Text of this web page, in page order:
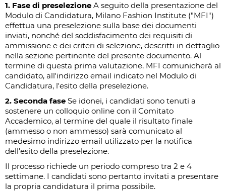
1. Fase di preselezione A seguito della presentazione del
Modulo di Candidatura, Milano Fashion Institute ("MFI")
effettua una preselezione sulla base dei documenti
inviati, nonché del soddisfacimento dei requisiti di
ammissione e dei criteri di selezione, descritti in dettaglio
nella sezione pertinente del presente documento. Al
termine di questa prima valutazione, MFI comunicherà al
candidato, all'indirizzo email indicato nel Modulo di
Candidatura, l'esito della preselezione.
2. Seconda fase Se idonei, i candidati sono tenuti a
sostenere un colloquio online con il Comitato
Accademico, al termine del quale il risultato finale
(ammesso o non ammesso) sarà comunicato al
medesimo indirizzo email utilizzato per la notifica
dell'esito della preselezione.
Il processo richiede un periodo compreso tra 2 e 4
settimane. I candidati sono pertanto invitati a presentare
la propria candidatura il prima possibile.